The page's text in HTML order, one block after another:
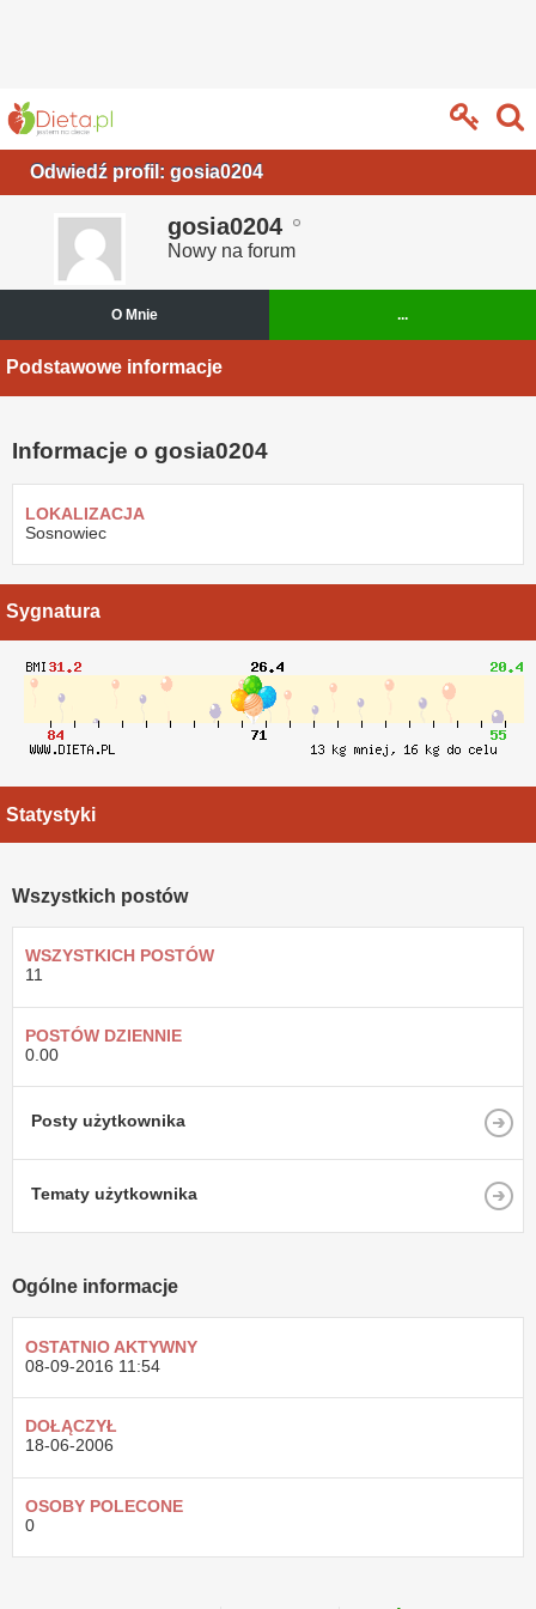
Odwiedź profil: gosia0204
gosia0204
Nowy na forum
O Mnie ...
Podstawowe informacje
Informacje o gosia0204
LOKALIZACJA
Sosnowiec
Sygnatura
Statystyki
Wszystkich postów
WSZYSTKICH POSTÓW
11
POSTÓW DZIENNIE
0.00
Posty użytkownika
Tematy użytkownika
Ogólne informacje
OSTATNIO AKTYWNY
08-09-2016 11:54
DOŁĄCZYŁ
18-06-2006
OSOBY POLECONE
0